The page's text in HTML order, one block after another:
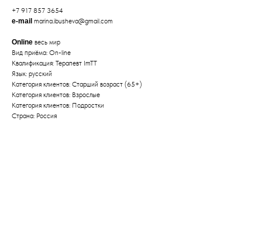
+7 917 857 3654
e-mail marina.ibusheva@gmail.com
Online весь мир
Вид приёма: On-line
Квалификация: Терапевт ImTT
Язык: русский
Категория клиентов: Старший возраст (65+)
Категория клиентов: Взрослые
Категория клиентов: Подростки
Страна: Россия